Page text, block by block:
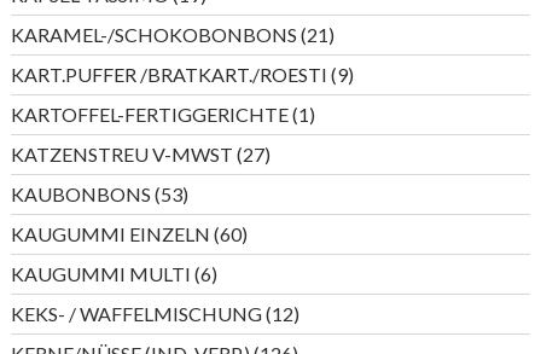
Produkte
KARAMEL-/SCHOKOBONBONS 2121
Produkte
KART.PUFFER /BRATKART./ROESTI 99
Produkte
KARTOFFEL-FERTIGGERICHTE 11
Produkt
KATZENSTREU V-MWST 2727
Produkte
KAUBONBONS 5353
Produkte
KAUGUMMI EINZELN 6060
Produkte
KAUGUMMI MULTI 66
Produkte
KEKS- / WAFFELMISCHUNG 1212
Produkte